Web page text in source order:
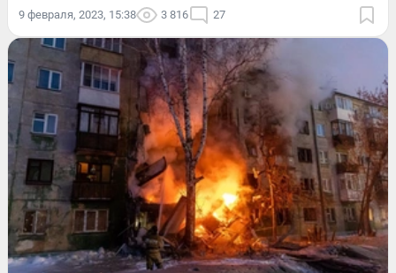
9 февраля, 2023, 15:38 3 816 27